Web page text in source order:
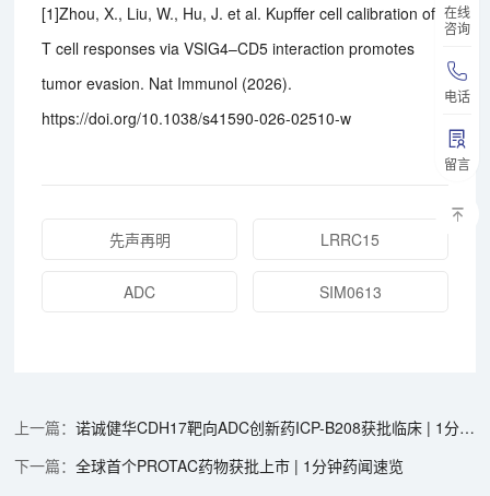
在线
咨询
电话
留言
[1]Zhou, X., Liu, W., Hu, J. et al. Kupffer cell calibration of
T cell responses via VSIG4–CD5 interaction promotes
tumor evasion. Nat Immunol (2026).
https://doi.org/10.1038/s41590-026-02510-w
先声再明 LRRC15
ADC SIM0613
诺诚健华CDH17靶向ADC创新药ICP-B208获批临床 | 1分钟药闻速览
全球首个PROTAC药物获批上市 | 1分钟药闻速览